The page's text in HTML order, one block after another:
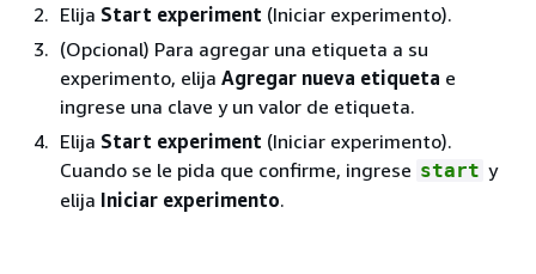
Elija Start experiment (Iniciar experimento).
(Opcional) Para agregar una etiqueta a su
experimento, elija Agregar nueva etiqueta e
ingrese una clave y un valor de etiqueta.
Elija Start experiment (Iniciar experimento).
Cuando se le pida que confirme, ingrese start y
elija Iniciar experimento.